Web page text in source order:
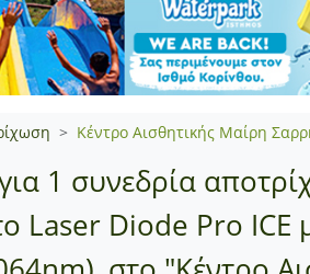
Κέντρο Αισθητικής Μαίρη
1 συνεδρία
Laser Diode Pro